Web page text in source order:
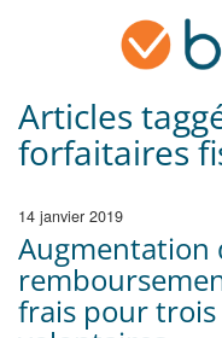
Articles
forfaitaires
14 janvier 2019
Augmentation
frais pour